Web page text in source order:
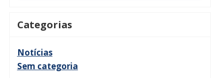
Categorias
Notícias
Sem categoria